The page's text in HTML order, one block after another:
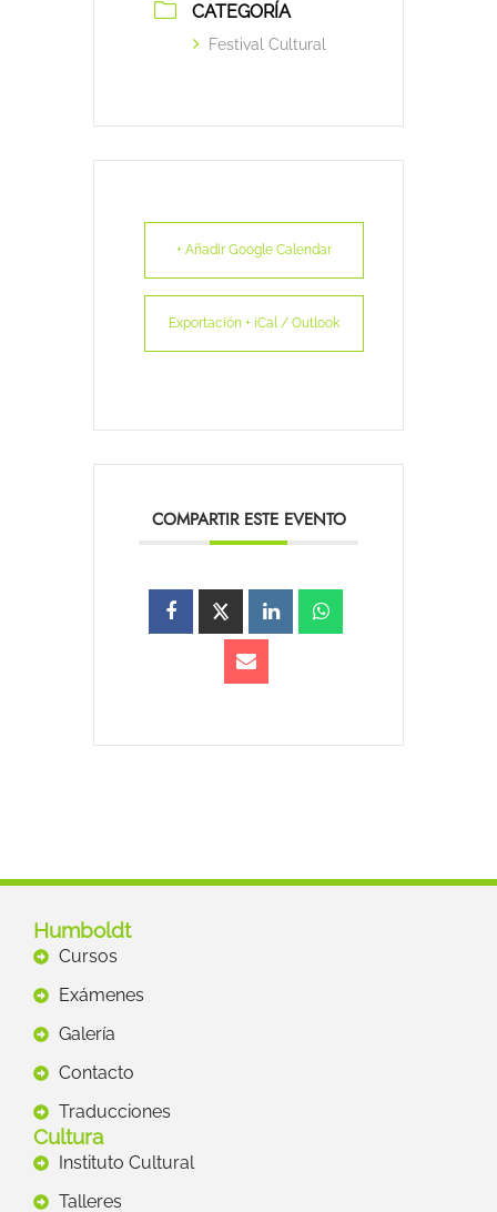
CATEGORÍA
Festival Cultural
+ Añadir Google Calendar
Exportación + iCal / Outlook
COMPARTIR ESTE EVENTO
Humboldt
Cursos
Exámenes
Galería
Contacto
Traducciones
Cultura
Instituto Cultural
Talleres